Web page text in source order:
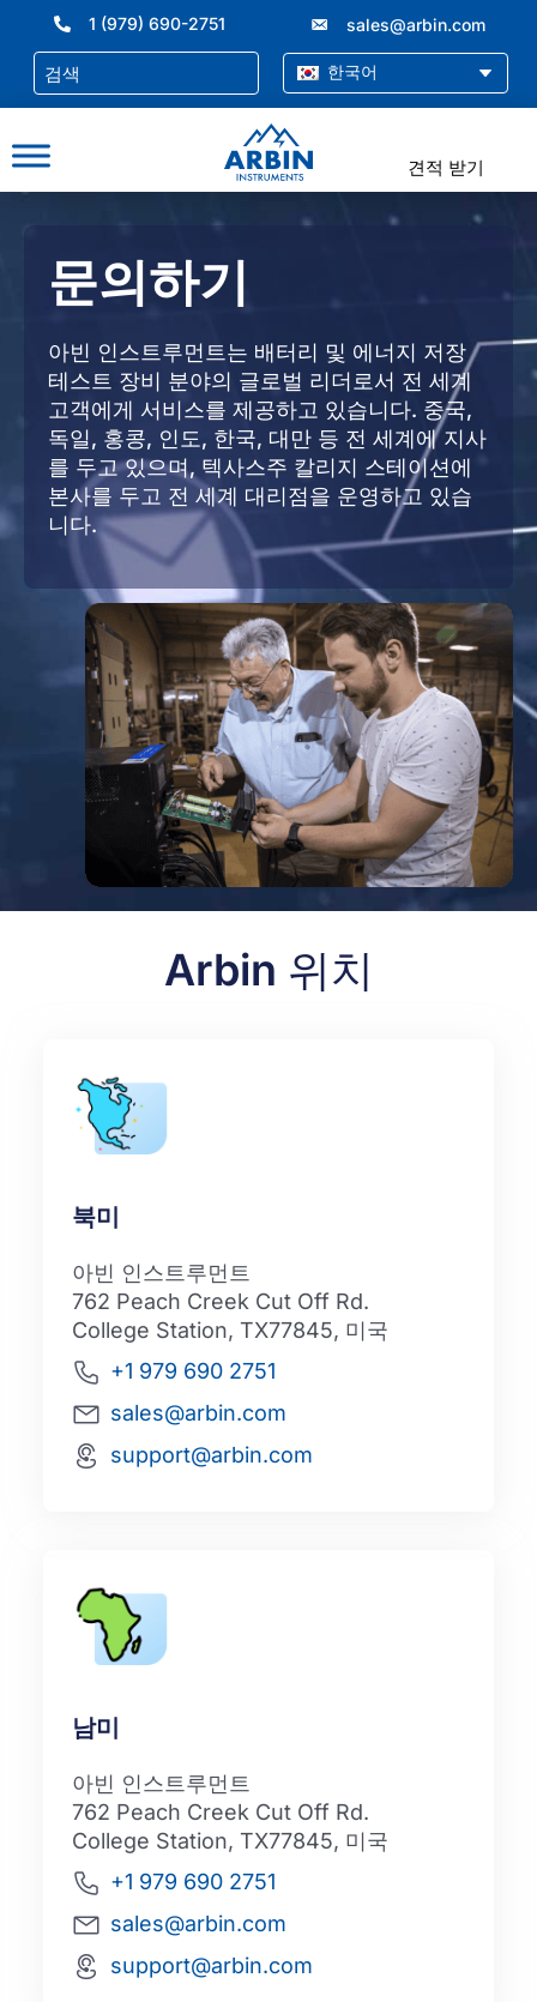
너
1 (979) 690-2751 sales@arbin.com
한국어
견적 받기
문의하기
아빈 인스트루먼트는 배터리 및 에너지 저장
테스트 장비 분야의 글로벌 리더로서 전 세계
고객에게 서비스를 제공하고 있습니다. 중국,
독일, 홍콩, 인도, 한국, 대만 등 전 세계에 지사
를 두고 있으며, 텍사스주 칼리지 스테이션에
본사를 두고 전 세계 대리점을 운영하고 있습
니다.
Arbin 위치
북미
아빈 인스트루먼트
762 Peach Creek Cut Off Rd.
College Station, TX77845, 미국
+1 979 690 2751
sales@arbin.com
support@arbin.com
남미
아빈 인스트루먼트
762 Peach Creek Cut Off Rd.
College Station, TX77845, 미국
+1 979 690 2751
sales@arbin.com
support@arbin.com